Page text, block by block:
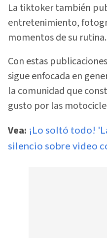
La tiktoker también
entretenimiento,
momentos de su rutina.
Con estas
sigue enfocada en
la comunidad que
gusto por las
Vea: ¡Lo soltó todo!
silencio sobre video